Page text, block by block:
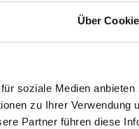
Über
soziale Medien anbieten
zu Ihrer Verwendung
Partner führen diese